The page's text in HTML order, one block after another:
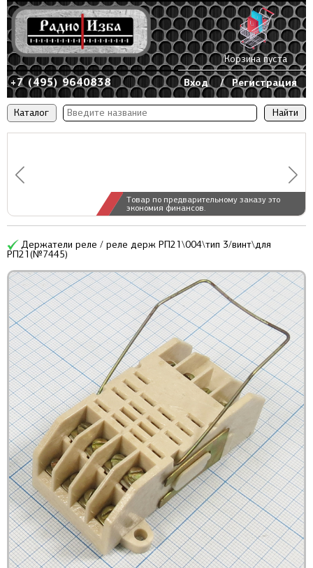
Каталог
Товар по предварительному заказу это
экономия финансов.
+7 (495) 9640838 Вход / Регистрация
Корзина пуста
Держатели реле / реле держ РП21\004\тип 3/винт\для
РП21(№7445)